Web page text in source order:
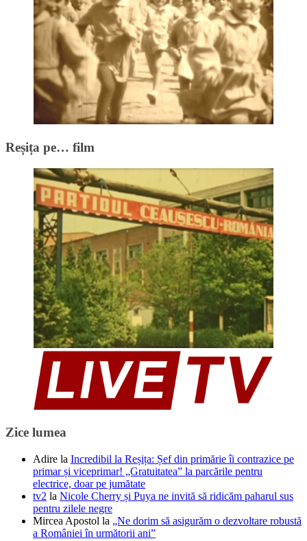
Reșița pe… film
Zice lumea
Adire la Incredibil la Reșița: Șef din primărie îi contrazice pe
primar și viceprimar! „Gratuitatea” la parcările pentru
electrice, doar pe jumătate
tv2 la Nicole Cherry și Puya ne invită să ridicăm paharul sus
pentru zilele negre
Mircea Apostol la „Ne dorim să asigurăm o dezvoltare robustă
a României în următorii ani”